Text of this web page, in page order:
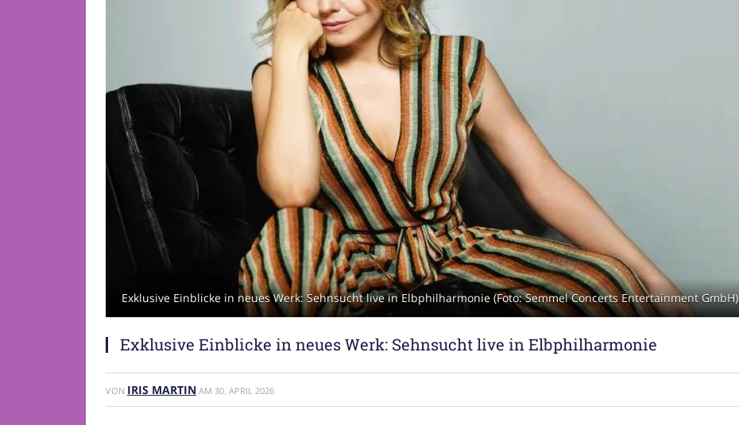
Exklusive Einblicke in neues Werk: Sehnsucht live in Elbphilharmonie (Foto: Semmel Concerts Entertainment GmbH)
Exklusive Einblicke in neues Werk: Sehnsucht live in Elbphilharmonie
VON IRIS MARTIN AM 30. APRIL 2026